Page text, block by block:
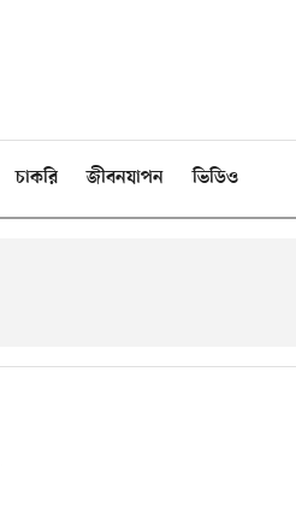
চাকরি জীবনযাপন ভিডিও